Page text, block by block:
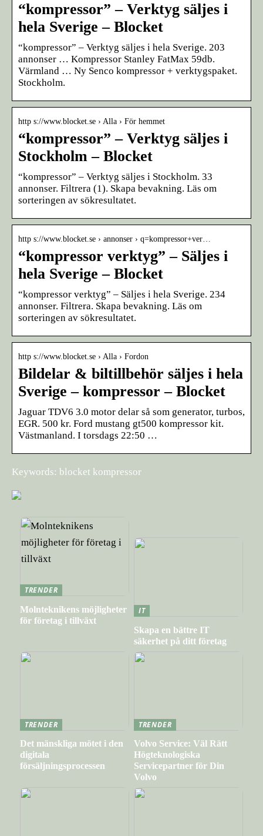
“kompressor” – Verktyg säljes i
hela Sverige – Blocket
“kompressor” – Verktyg säljes i hela Sverige. 203
annonser … Kompressor Stanley FatMax 59db.
Värmland … Ny Senco kompressor + verktygspaket.
Stockholm.
http s://www.blocket.se › Alla › För hemmet
“kompressor” – Verktyg säljes i
Stockholm – Blocket
“kompressor” – Verktyg säljes i Stockholm. 33
annonser. Filtrera (1). Skapa bevakning. Läs om
sorteringen av sökresultatet.
http s://www.blocket.se › annonser › q=kompressor+ver…
“kompressor verktyg” – Säljes i
hela Sverige – Blocket
“kompressor verktyg” – Säljes i hela Sverige. 234
annonser. Filtrera. Skapa bevakning. Läs om
sorteringen av sökresultatet.
http s://www.blocket.se › Alla › Fordon
Bildelar & biltillbehör säljes i hela
Sverige – kompressor – Blocket
Jaguar TDV6 3.0 motor delar så som generator, turbos,
EGR. 500 kr. Ford mustang gt500 kompressor kit.
Västmanland. I torsdags 22:50 …
Keywords: blocket kompressor
TRENDER
Molnteknikens möjligheter
för företag i tillväxt
IT
Skapa en bättre IT
säkerhet på ditt företag
TRENDER
Det mänskliga mötet i den
digitala
försäljningsprocessen
TRENDER
Volvo Service: Väl Rätt
Högteknologiska
Servicepartner för Din
Volvo